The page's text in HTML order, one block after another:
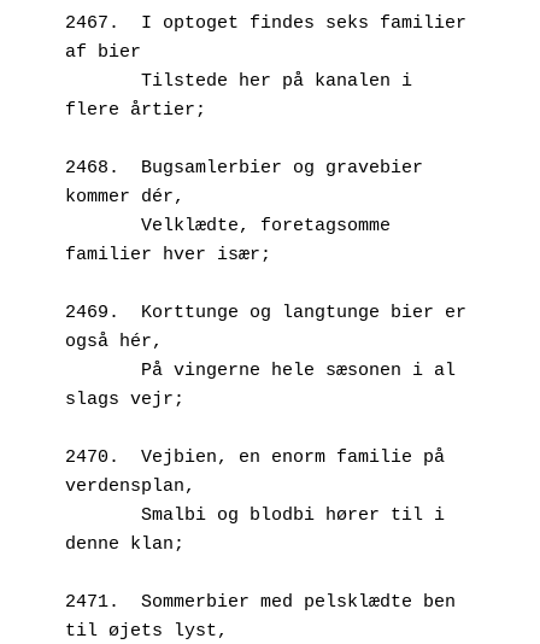
2467.  I optoget findes seks familier
af bier
flere årtier;
2468.  Bugsamlerbier og gravebier
kommer dér,
familier hver især;
2469.  Korttunge og langtunge bier er
også hér,
slags vejr;
2470.  Vejbien, en enorm familie på
verdensplan,
denne klan;
2471.  Sommerbier med pelsklædte ben
til øjets lyst,